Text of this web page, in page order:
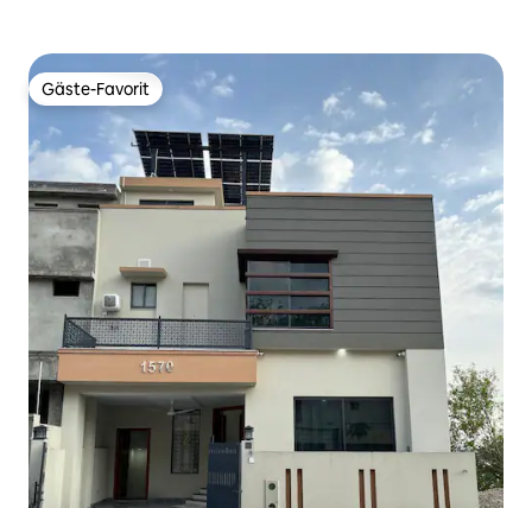
Gäste-Favorit
Gäste-Favorit